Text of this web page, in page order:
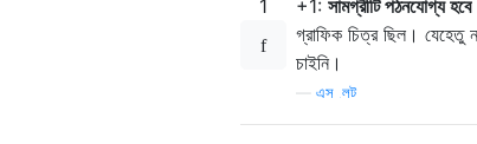
1 +1: সামগ্রীটি পঠনযোগ্য
গ্রাফিক চিত্র ছিল। যেহেতু
চাইনি।
এস .লট